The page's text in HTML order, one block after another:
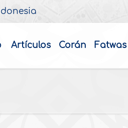
Artículos Corán Fatwas